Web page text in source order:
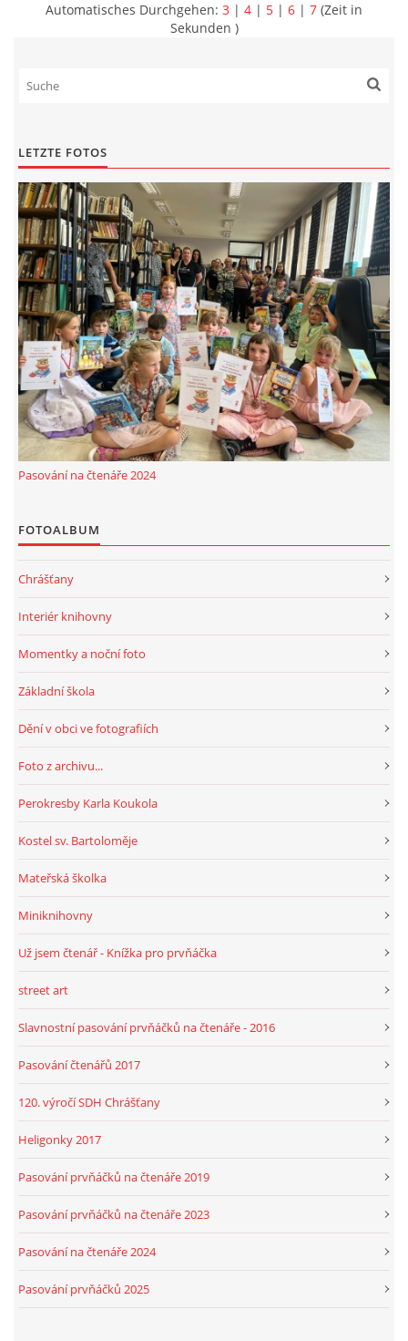
Automatisches Durchgehen: 3 | 4 | 5 | 6 | 7 (Zeit in
Sekunden )
LETZTE FOTOS
Pasování na čtenáře 2024
FOTOALBUM
Chrášťany
Interiér knihovny
Momentky a noční foto
Základní škola
Dění v obci ve fotografiích
Foto z archivu...
Perokresby Karla Koukola
Kostel sv. Bartoloměje
Mateřská školka
Miniknihovny
Už jsem čtenář - Knížka pro prvňáčka
street art
Slavnostní pasování prvňáčků na čtenáře - 2016
Pasování čtenářů 2017
120. výročí SDH Chrášťany
Heligonky 2017
Pasování prvňáčků na čtenáře 2019
Pasování prvňáčků na čtenáře 2023
Pasování na čtenáře 2024
Pasování prvňáčků 2025